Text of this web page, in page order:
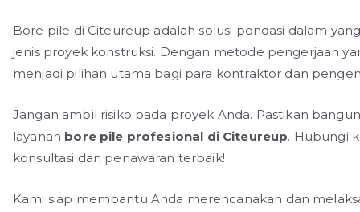
Bore pile di Citeureup adalah solusi pondasi dalam
jenis proyek konstruksi. Dengan metode pengerjaan
menjadi pilihan utama bagi para kontraktor dan
Jangan ambil risiko pada proyek Anda. Pastikan
layanan bore pile profesional di Citeureup. Hubungi
konsultasi dan penawaran terbaik!
Kami siap membantu Anda merencanakan dan